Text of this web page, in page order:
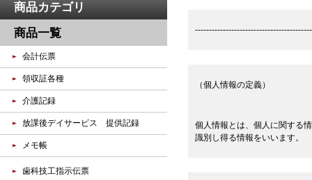
（個人情報の定義）
個人情報とは、個人に関する
識別し得る情報をいいます。
商品カテゴリ
商品一覧
会計伝票
領収証各種
介護記録
放課後デイサービス 提供記録
メモ帳
歯科技工指示伝票